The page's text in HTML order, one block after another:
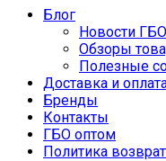
Блог
Новости ГБО
Обзоры
Полезные
Доставка и
Бренды
Контакты
ГБО оптом
Политика